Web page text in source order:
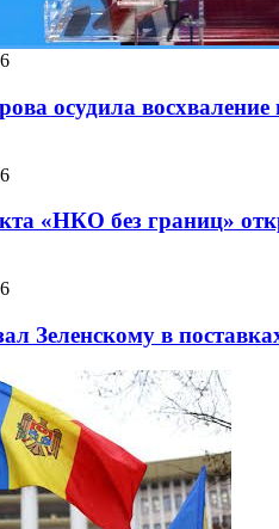
осудила
«НКО без границ»
Зеленскому в